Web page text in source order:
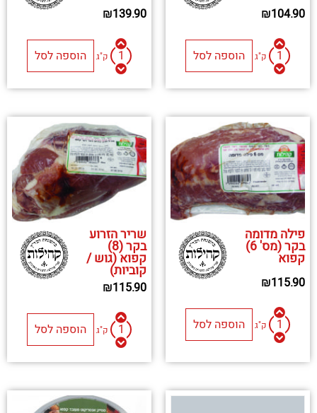
₪104.90
ק"ג הוספה לסל
₪139.90
ק"ג הוספה לסל
פילה מדומה
בקר (מס' 6)
קפוא
₪115.90
ק"ג הוספה לסל
שריר הזרוע
בקר (8)
קפוא (גוש /
קוביות)
₪115.90
ק"ג הוספה לסל